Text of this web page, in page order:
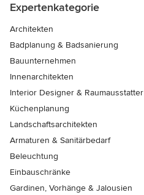
Expertenkategorie
Architekten
Badplanung & Badsanierung
Bauunternehmen
Innenarchitekten
Interior Designer & Raumausstatter
Küchenplanung
Landschaftsarchitekten
Armaturen & Sanitärbedarf
Beleuchtung
Einbauschränke
Gardinen, Vorhänge & Jalousien